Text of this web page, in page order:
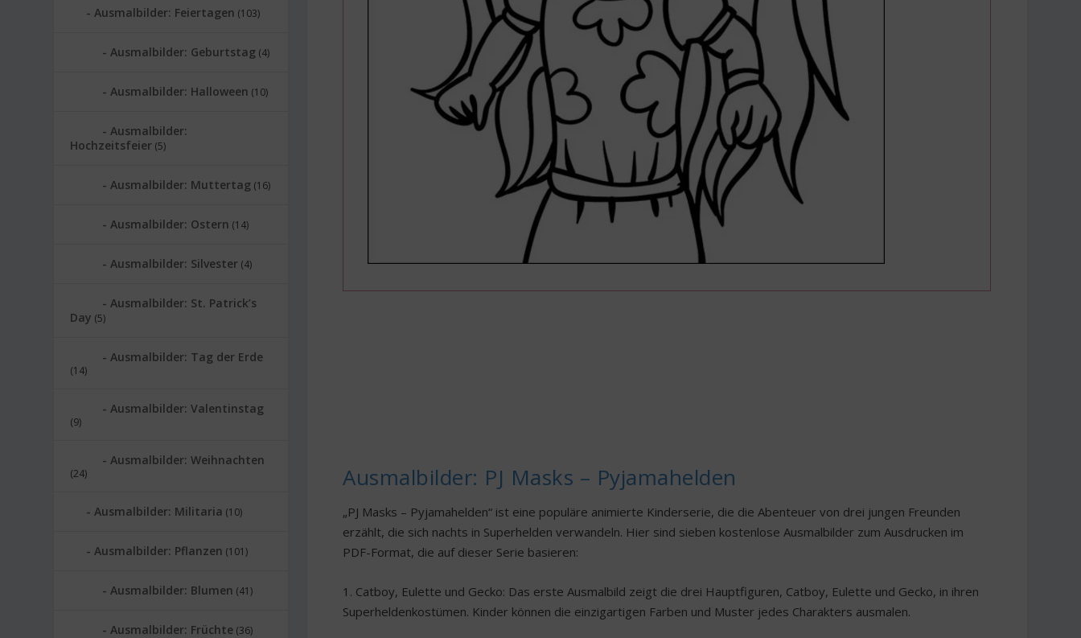
Ausmalbilder: PJ Masks – Pyjamahelden
„PJ Masks – Pyjamahelden“ ist eine populäre animierte Kinderserie, die die Abenteuer von drei jungen Freunden
erzählt, die sich nachts in Superhelden verwandeln. Hier sind sieben kostenlose Ausmalbilder zum Ausdrucken im
PDF-Format, die auf dieser Serie basieren:
1. Catboy, Eulette und Gecko: Das erste Ausmalbild zeigt die drei Hauptfiguren, Catboy, Eulette und Gecko, in ihren
Superheldenkostümen. Kinder können die einzigartigen Farben und Muster jedes Charakters ausmalen.
Ausmalbilder: Feiertagen (103)
Ausmalbilder: Geburtstag (4)
Ausmalbilder: Halloween (10)
Ausmalbilder:
Hochzeitsfeier (5)
Ausmalbilder: Muttertag (16)
Ausmalbilder: Ostern (14)
Ausmalbilder: Silvester (4)
Ausmalbilder: St. Patrick’s
Day (5)
Ausmalbilder: Tag der Erde
(14)
Ausmalbilder: Valentinstag
(9)
Ausmalbilder: Weihnachten
(24)
Ausmalbilder: Militaria (10)
Ausmalbilder: Pflanzen (101)
Ausmalbilder: Blumen (41)
Ausmalbilder: Früchte (36)